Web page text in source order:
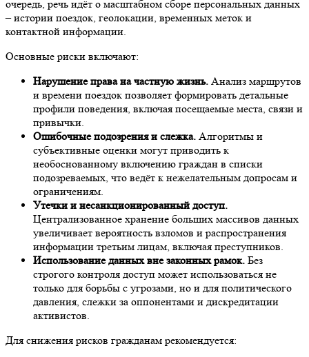
очередь, речь идёт о масштабном сборе персональных данных
– истории поездок, геолокации, временных меток и
контактной информации.
Основные риски включают:
Нарушение права на частную жизнь. Анализ маршрутов
и времени поездок позволяет формировать детальные
профили поведения, включая посещаемые места, связи и
привычки.
Ошибочные подозрения и слежка. Алгоритмы и
субъективные оценки могут приводить к
необоснованному включению граждан в списки
подозреваемых, что ведёт к нежелательным допросам и
ограничениям.
Утечки и несанкционированный доступ.
Централизованное хранение больших массивов данных
увеличивает вероятность взломов и распространения
информации третьим лицам, включая преступников.
Использование данных вне законных рамок. Без
строгого контроля доступ может использоваться не
только для борьбы с угрозами, но и для политического
давления, слежки за оппонентами и дискредитации
активистов.
Для снижения рисков гражданам рекомендуется: